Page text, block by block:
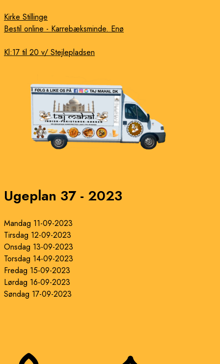
Kirke Stillinge
Bestil online - Karrebæksminde. Enø
Kl:17 til 20 v/ Stejlepladsen
Ugeplan 37 - 2023
Mandag 11-09-2023
Tirsdag 12-09-2023
Onsdag 13-09-2023
Torsdag 14-09-2023
Fredag 15-09-2023
Lørdag 16-09-2023
Søndag 17-09-2023